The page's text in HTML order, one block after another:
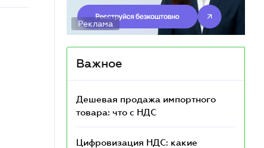
Реклама
Важное
Дешевая продажа импортного
товара: что c НДС
Цифровизация НДС: какие